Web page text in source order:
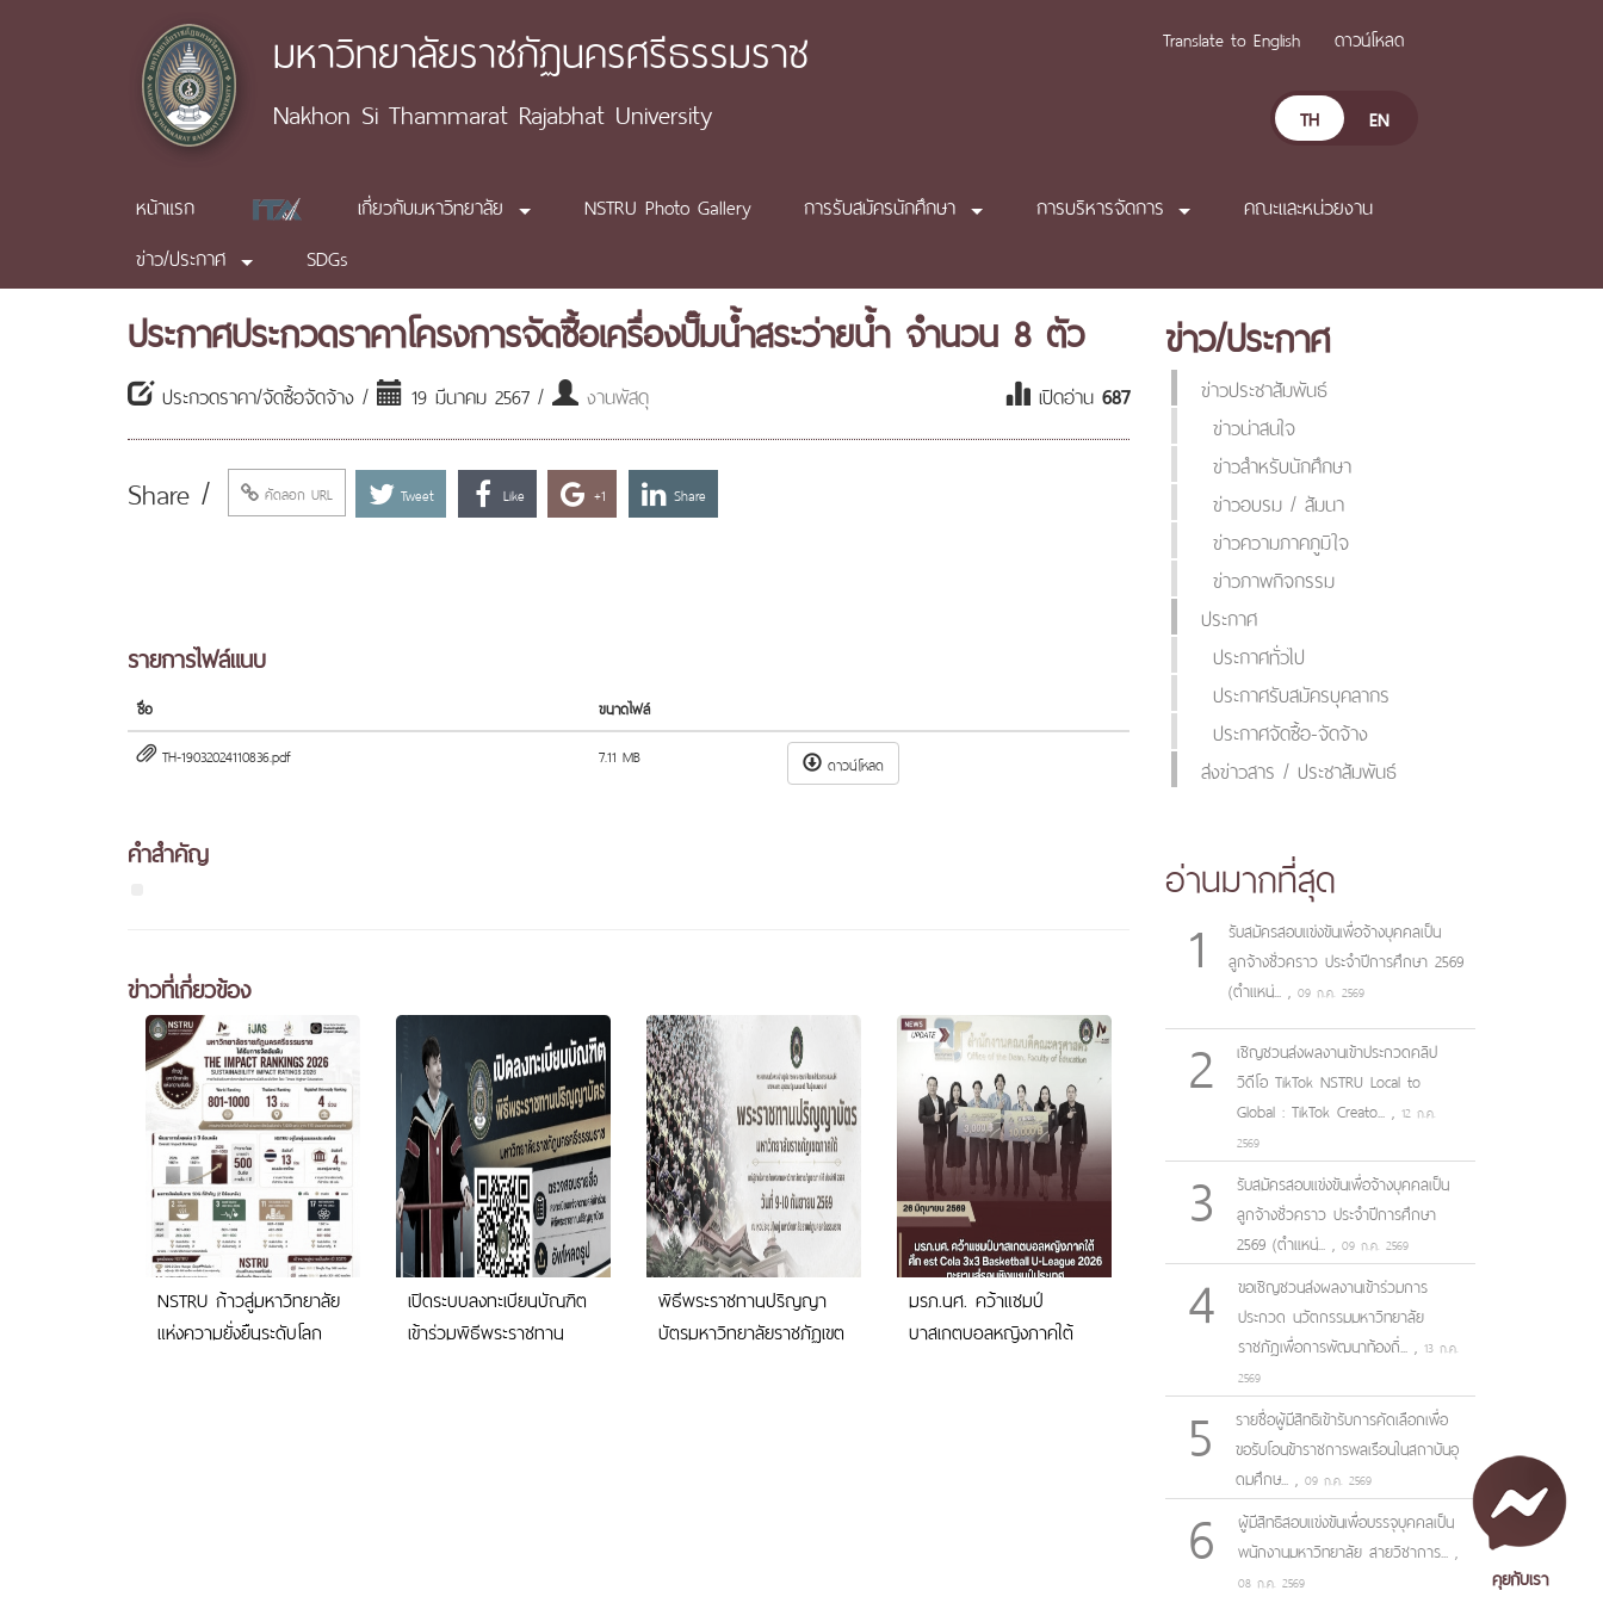
มหาวิทยาลัยราชภัฏนครศรีธรรมราช
Nakhon Si Thammarat Rajabhat University
Translate to English ดาวน์โหลด
TH EN
หน้าแรก เกี่ยวกับมหาวิทยาลัย NSTRU Photo Gallery การรับสมัครนักศึกษา การบริหารจัดการ
คณะและหน่วยงาน
ข่าว/ประกาศ
SDGs
ประกาศประกวดราคาโครงการจัดซื้อเครื่องปั๊มน้ำสระว่ายน้ำ จำนวน 8 ตัว
ประกวดราคา/จัดซื้อจัดจ้าง / 19 มีนาคม 2567 / งานพัสดุ เปิดอ่าน 687
Share / คัดลอก URL Tweet Like +1 Share
รายการไฟล์แนบ
ชื่อ
ขนาดไฟล์
TH-19032024110836.pdf
7.11 MB ดาวน์โหลด
คำสำคัญ
ข่าวที่เกี่ยวข้อง
NSTRU ก้าวสู่มหาวิทยาลัย
แห่งความยั่งยืนระดับโลก
เปิดระบบลงทะเบียนบัณฑิต
เข้าร่วมพิธีพระราชทาน
พิธีพระราชทานปริญญา
บัตรมหาวิทยาลัยราชภัฏเขต
มรภ.นศ. คว้าแชมป์
บาสเกตบอลหญิงภาคใต้
ข่าว/ประกาศ
ข่าวประชาสัมพันธ์
ข่าวน่าสนใจ
ข่าวสำหรับนักศึกษา
ข่าวอบรม / สัมนา
ข่าวความภาคภูมิใจ
ข่าวภาพกิจกรรม
ประกาศ
ประกาศทั่วไป
ประกาศรับสมัครบุคลากร
ประกาศจัดซื้อ-จัดจ้าง
ส่งข่าวสาร / ประชาสัมพันธ์
อ่านมากที่สุด
1
รับสมัครสอบแข่งขันเพื่อจ้างบุคคลเป็น
ลูกจ้างชั่วคราว ประจำปีการศึกษา 2569
(ตำแหน่... , 09 ก.ค. 2569
2
เชิญชวนส่งผลงานเข้าประกวดคลิป
วิดีโอ TikTok NSTRU Local to
Global : TikTok Creato... , 12 ก.ค.
2569
3
รับสมัครสอบแข่งขันเพื่อจ้างบุคคลเป็น
ลูกจ้างชั่วคราว ประจำปีการศึกษา
2569 (ตำแหน่... , 09 ก.ค. 2569
4
ขอเชิญชวนส่งผลงานเข้าร่วมการ
ประกวด นวัตกรรมมหาวิทยาลัย
ราชภัฏเพื่อการพัฒนาท้องถิ่... , 13 ก.ค.
2569
5
รายชื่อผู้มีสิทธิเข้ารับการคัดเลือกเพื่อ
ขอรับโอนข้าราชการพลเรือนในสถาบันอุ
ดมศึกษ... , 09 ก.ค. 2569
6
ผู้มีสิทธิสอบแข่งขันเพื่อบรรจุบุคคลเป็น
พนักงานมหาวิทยาลัย สายวิชาการ... ,
08 ก.ค. 2569 คุยกับเรา